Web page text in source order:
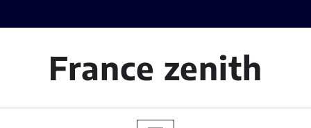
to
France zenith